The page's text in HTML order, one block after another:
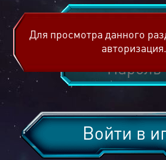
Войти в
Для просмотра данного
авторизация.